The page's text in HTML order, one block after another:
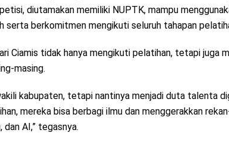
diutamakan memiliki NUPTK, mampu
serta berkomitmen mengikuti seluruh tahapan
Ciamis tidak hanya mengikuti pelatihan, tetapi juga
masing.
kabupaten, tetapi nantinya menjadi duta talenta
mereka bisa berbagi ilmu dan menggerakkan
AI,” tegasnya.